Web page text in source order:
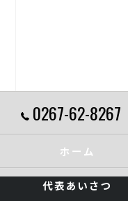
0267-62-8267
ホーム
代表あいさつ